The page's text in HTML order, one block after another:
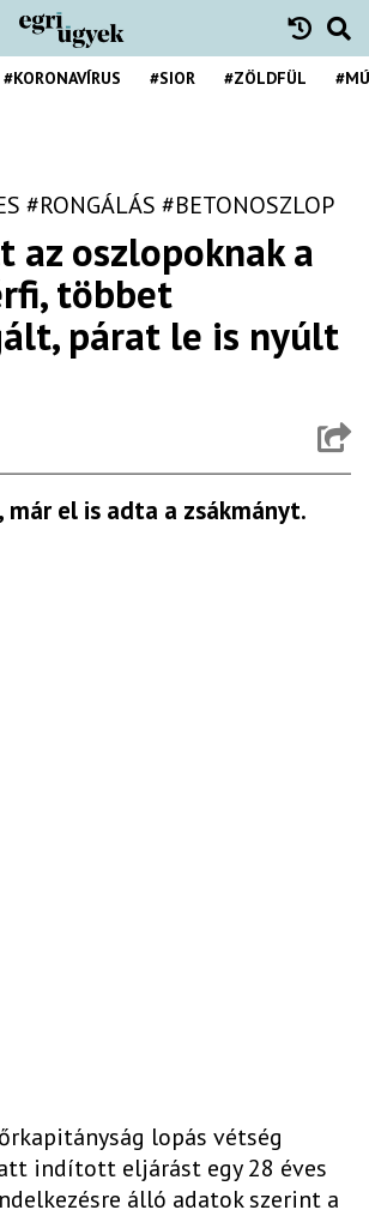
#KORONAVÍRUS #SIOR #ZÖLDFÜL
#RONGÁLÁS #BETONOSZLOP
az oszlopoknak a
többet
párat le is nyúlt
már el is adta a zsákmányt.
lopás vétség
indított eljárást egy 28 éves
álló adatok szerint a